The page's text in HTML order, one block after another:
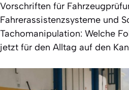
Vorschriften für
Fahrerassistenzsysteme und
Tachomanipulation: Welche
jetzt für den Alltag auf den